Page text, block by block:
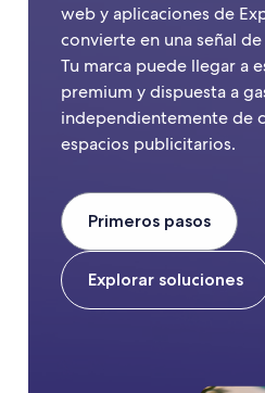
web y aplicaciones de
convierte en una señal
Tu marca puede llegar a
premium y dispuesta a
independientemente de
espacios publicitarios.
Primeros pasos
Explorar soluciones